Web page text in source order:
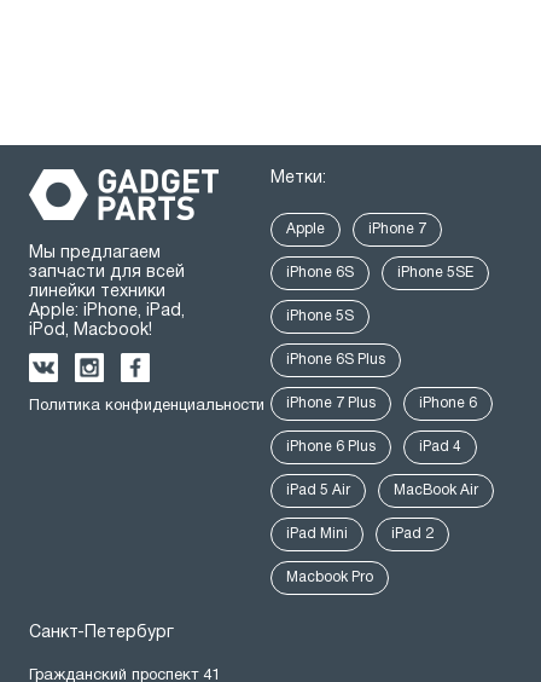
Мы предлагаем
запчасти для всей
линейки техники
Apple: iPhone, iPad,
iPod, Macbook!
Политика конфиденциальности
Метки:
Apple iPhone 7
iPhone 6S iPhone 5SE
iPhone 5S
iPhone 6S Plus
iPhone 7 Plus iPhone 6
iPhone 6 Plus iPad 4
iPad 5 Air MacBook Air
iPad Mini iPad 2
Macbook Pro
Санкт-Петербург
Гражданский проспект 41